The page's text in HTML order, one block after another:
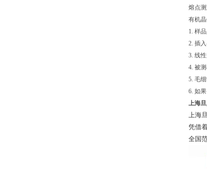
熔点
有机
1. 样
2. 插
3. 线
4. 被
5. 毛
6. 如
上海
上海
凭借
全国